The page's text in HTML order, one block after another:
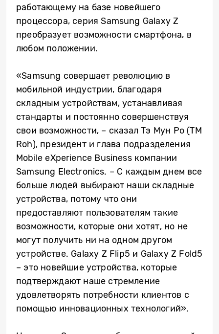
работающему на базе новейшего
процессора, серия Samsung Galaxy Z
преобразует возможности смартфона, в
любом положении.
«Samsung совершает революцию в
мобильной индустрии, благодаря
складным устройствам, устанавливая
стандарты и постоянно совершенствуя
свои возможности, – сказал Тэ Мун Ро (TM
Roh), президент и глава подразделения
Mobile eXperience Business компании
Samsung Electronics. – С каждым днем все
больше людей выбирают наши складные
устройства, потому что они
предоставляют пользователям такие
возможности, которые они хотят, но не
могут получить ни на одном другом
устройстве. Galaxy Z Flip5 и Galaxy Z Fold5
– это новейшие устройства, которые
подтверждают наше стремление
удовлетворять потребности клиентов с
помощью инновационных технологий».